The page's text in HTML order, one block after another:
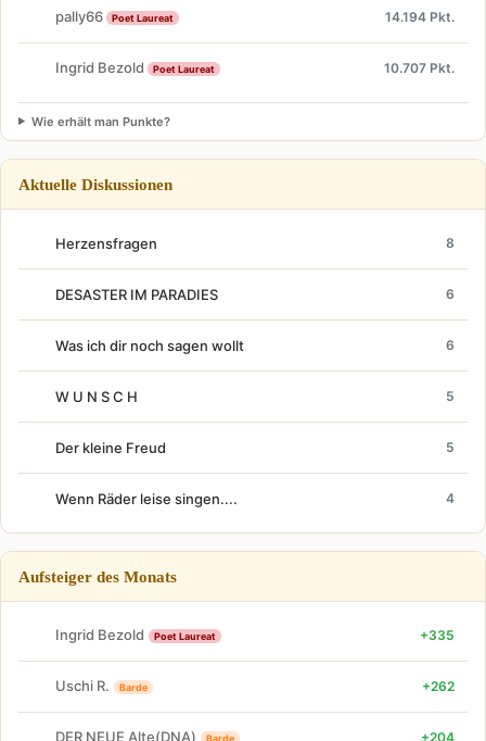
pally66 Poet Laureat 14.194 Pkt.
Ingrid Bezold Poet Laureat 10.707 Pkt.
Wie erhält man Punkte?
Aktuelle Diskussionen
Herzensfragen 8
DESASTER IM PARADIES 6
Was ich dir noch sagen wollt 6
W U N S C H 5
Der kleine Freud 5
Wenn Räder leise singen.... 4
Aufsteiger des Monats
Ingrid Bezold Poet Laureat +335
Uschi R. Barde +262
DER NEUE Alte(DNA) Barde +204